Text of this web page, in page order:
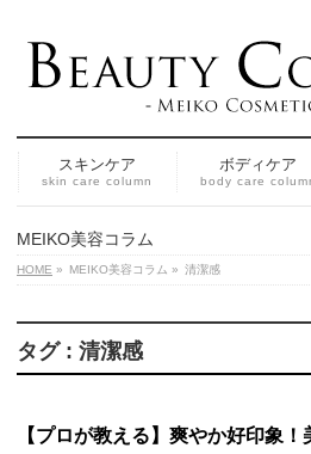
スキンケア
skin care column
ボディケア
body care
MEIKO美容コラム
HOME » MEIKO美容コラム » 清潔感
タグ : 清潔感
【プロが教える】爽やか好印象